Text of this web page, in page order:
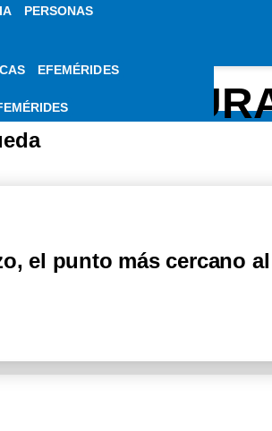
PERSONAS
EFEMÉRIDES
DE
el punto más cercano